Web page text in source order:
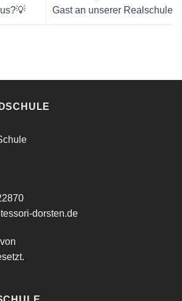
Gast an unserer Realschule
dorsten.de